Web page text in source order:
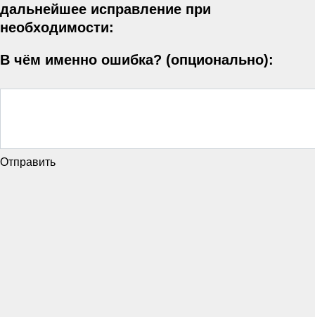
дальнейшее исправление при
необходимости:
В чём именно ошибка? (опционально):
Отправить